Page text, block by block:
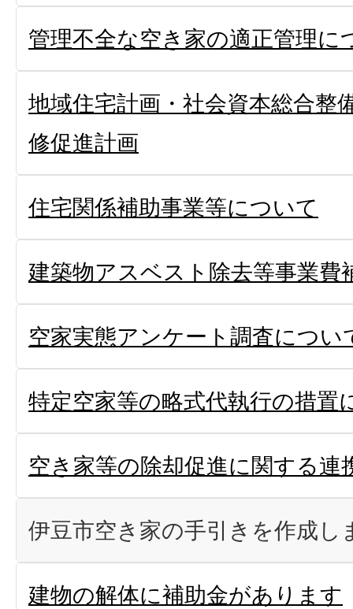
管理不全な空き家の適正管理に
地域住宅計画・社会資本総合整
修促進計画
住宅関係補助事業等について
建築物アスベスト除去等事業費
空家実態アンケート調査につい
特定空家等の略式代執行の措置
空き家等の除却促進に関する連
伊豆市空き家の手引きを作成し
建物の解体に補助金があります